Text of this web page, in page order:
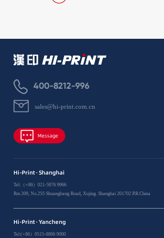
400-8212-996
sales@hi-print.com.cn
Message
Hi-Print · Shanghai
Tel:（+86）021-5976 9966
Rm 209, No.255 Shuangbang Road, Xujing. Shanghai 201702 P.R.China
Hi-Print · Yancheng
Tel:(+86）0515-8866 9000